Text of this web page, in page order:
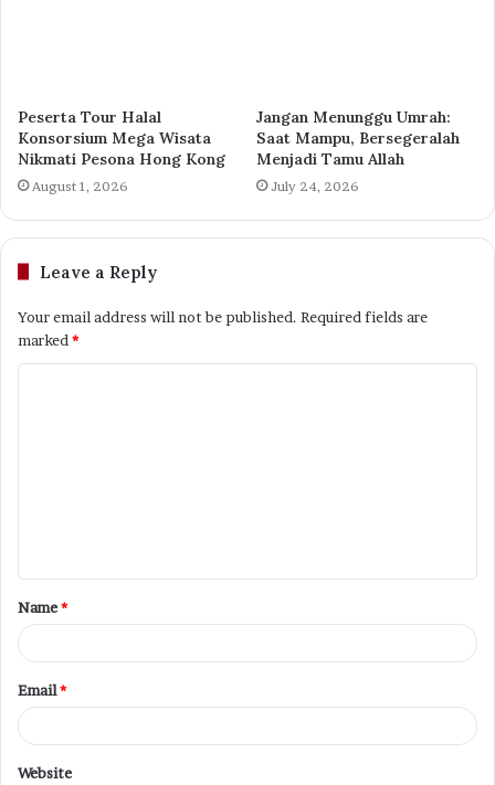
Peserta Tour Halal
Konsorsium Mega Wisata
Nikmati Pesona Hong Kong
August 1, 2026
Jangan Menunggu Umrah:
Saat Mampu, Bersegeralah
Menjadi Tamu Allah
July 24, 2026
Leave a Reply
Your email address will not be published. Required fields are
marked *
t
*
Name*
Email*
Website